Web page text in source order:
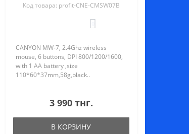
battery ,size
110*60*37mm,58g,black
Код товара: profit-CNE-CMSW07B
CANYON MW-7, 2.4Ghz wireless
mouse, 6 buttons, DPI 800/1200/1600,
with 1 AA battery ,size
110*60*37mm,58g,black..
3 990 тнг.
В КОРЗИНУ